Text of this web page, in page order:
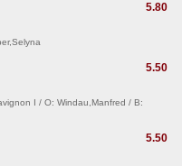
5.80
5.50
I / O: Windau,Manfred / B:
5.50